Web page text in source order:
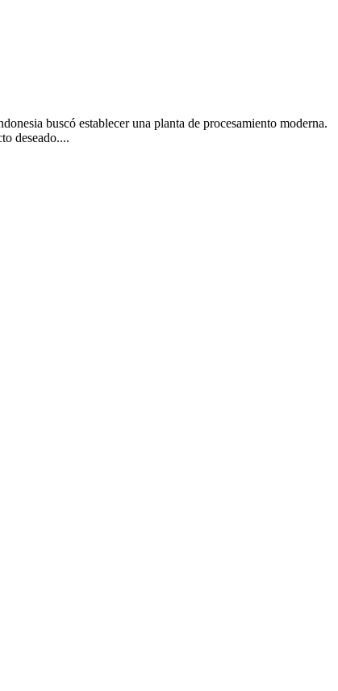
buscó establecer una planta de procesamiento moderna.
deseado....